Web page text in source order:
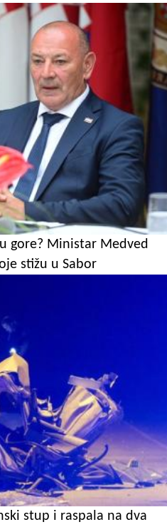
gore? Ministar Medved
stižu u Sabor
stup i raspala na dva